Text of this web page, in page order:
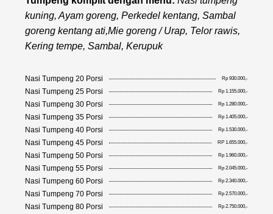
kuning, Ayam goreng, Perkedel kentang, Sambal
goreng kentang ati,Mie goreng / Urap, Telor rawis,
Kering tempe, Sambal, Kerupuk
Nasi Tumpeng 20 Porsi Rp 930.000,-
Nasi Tumpeng 25 Porsi Rp 1.155.000,-
Nasi Tumpeng 30 Porsi Rp 1.280.000,-
Nasi Tumpeng 35 Porsi Rp 1.405.000,-
Nasi Tumpeng 40 Porsi Rp 1.530.000,-
Nasi Tumpeng 45 Porsi RP 1.655.000,-
Nasi Tumpeng 50 Porsi Rp 1.960.000,-
Nasi Tumpeng 55 Porsi Rp 2.045.000,-
Nasi Tumpeng 60 Porsi Rp 2.340.000,-
Nasi Tumpeng 70 Porsi Rp 2.570.000,-
Nasi Tumpeng 80 Porsi Rp 2.750.000,-